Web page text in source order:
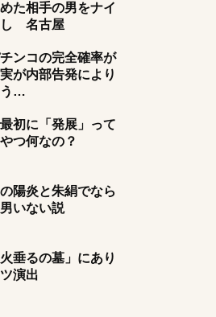
た相手の男をナイ
し 名古屋
チンコの完全確率が
が内部告発により
う…
初に「発展」って
つ何なの？
陽炎と朱絹でなら
いない説
垂るの墓」にあり
演出